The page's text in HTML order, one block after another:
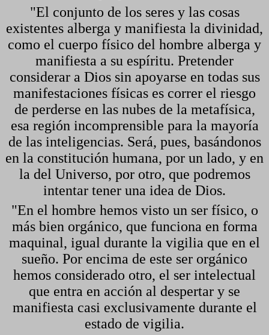
"El conjunto de los seres y las cosas
existentes alberga y manifiesta la divinidad,
como el cuerpo físico del hombre alberga y
manifiesta a su espíritu. Pretender
considerar a Dios sin apoyarse en todas sus
manifestaciones físicas es correr el riesgo
de perderse en las nubes de la metafísica,
esa región incomprensible para la mayoría
de las inteligencias. Será, pues, basándonos
en la constitución humana, por un lado, y en
la del Universo, por otro, que podremos
intentar tener una idea de Dios.
"En el hombre hemos visto un ser físico, o
más bien orgánico, que funciona en forma
maquinal, igual durante la vigilia que en el
sueño. Por encima de este ser orgánico
hemos considerado otro, el ser intelectual
que entra en acción al despertar y se
manifiesta casi exclusivamente durante el
estado de vigilia.